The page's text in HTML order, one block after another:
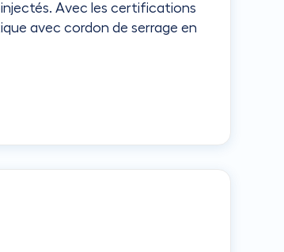
Avec les certifications
avec cordon de serrage en